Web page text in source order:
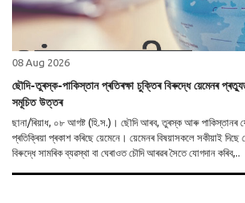
08 Aug 2026
ছৌদি-তুৰস্ক-পাকিস্তান প্ৰতিৰক্ষা চুক্তিৰ বিৰুদ্ধে য়েমেনৰ
সমূচিত উত্তৰ
ছানা/ৰিয়াধ, ০৮ আগষ্ট (হি.স.)। ছৌদি আৰব, তুৰস্ক আৰু পাকিস্তানৰ যৌথ প্ৰতিৰক্ষা চুক্তিক লৈ তীব্ৰ
প্ৰতিক্ৰিয়া প্ৰকাশ কৰিছে য়েমেনে। য়েমেনৰ বিষয়াসকলে সকীয়াই
বিৰুদ্ধে সামৰিক ব্যৱস্থা বা ঘেৰাওত চৌদি আৰৱৰ সৈতে যোগদান কৰিব,..